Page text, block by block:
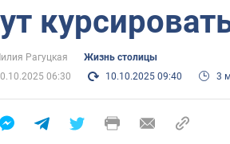
Рагуцкая
Жизнь столицы
06:30
10.10.2025 09:40 3